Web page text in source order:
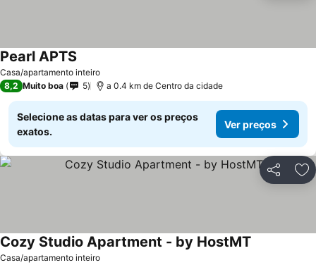
Casa/apartamento inteiro
Pearl APTS
8,2 Muito boa 5 a 0.4 km de Centro da cidade
Selecione as datas para ver os preços
exatos.
Ver preços
Partilhar
Casa/apartamento inteiro
Cozy Studio Apartment - by HostMT